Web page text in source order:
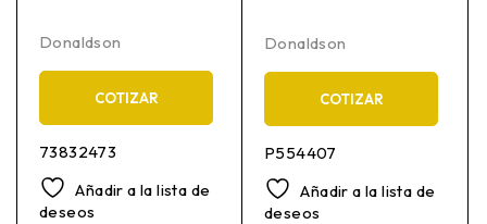
Donaldson
COTIZAR
73832473
Añadir a la lista de
deseos
Donaldson
COTIZAR
P554407
Añadir a la lista de
deseos